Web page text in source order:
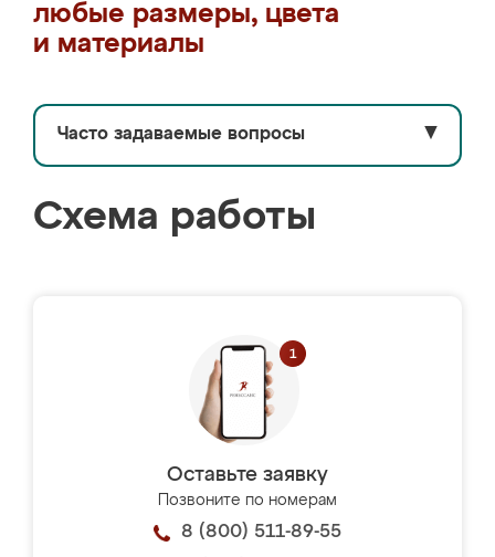
любые размеры, цвета
и материалы
Часто задаваемые вопросы ▼
Схема работы
Оставьте заявку
Позвоните по номерам
8 (800) 511-89-55